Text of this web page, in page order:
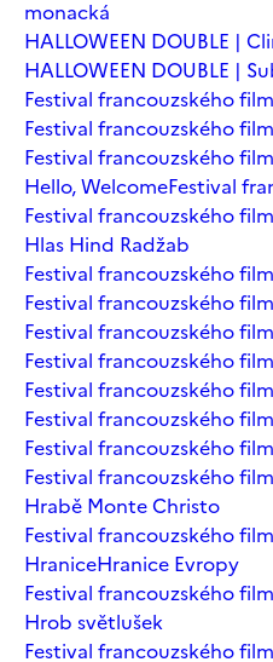
monacká
HALLOWEEN DOUBLE |
HALLOWEEN DOUBLE |
Festival francouzského
Festival francouzského
Festival francouzského
Hello, WelcomeFestival
Festival francouzského
Hlas Hind Radžab
Festival francouzského
Festival francouzského
Festival francouzského
Festival francouzského
Festival francouzského
Festival francouzského
Festival francouzského
Festival francouzského
Hrabě Monte Christo
Festival francouzského
HraniceHranice Evropy
Festival francouzského
Hrob světlušek
Festival francouzského